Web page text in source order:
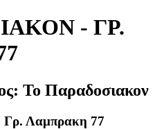
- ΓΡ.
Το Παραδοσιακον
Γρ. Λαμπρακη 77